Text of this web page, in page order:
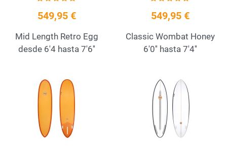
549,95 €
Mid Length Retro Egg
desde 6'4 hasta 7'6''
549,95 €
Classic Wombat Honey
6'0'' hasta 7'4''
Add to Wishlist